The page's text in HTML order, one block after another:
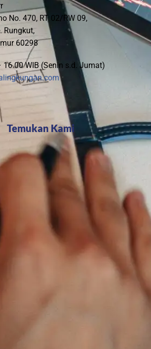
No. 470, RT 02/RW 09,
Rungkut,
60298
WIB (Senin s.d. Jumat)
Temukan Kami